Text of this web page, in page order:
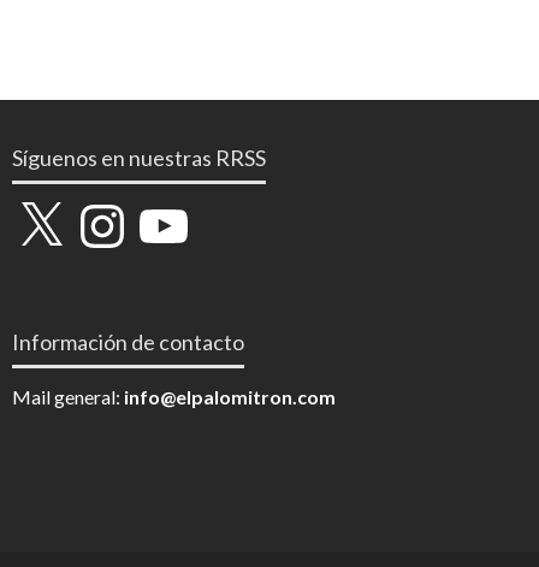
Síguenos en nuestras RRSS
X InstagramYouTube
Información de contacto
Mail general: info@elpalomitron.com